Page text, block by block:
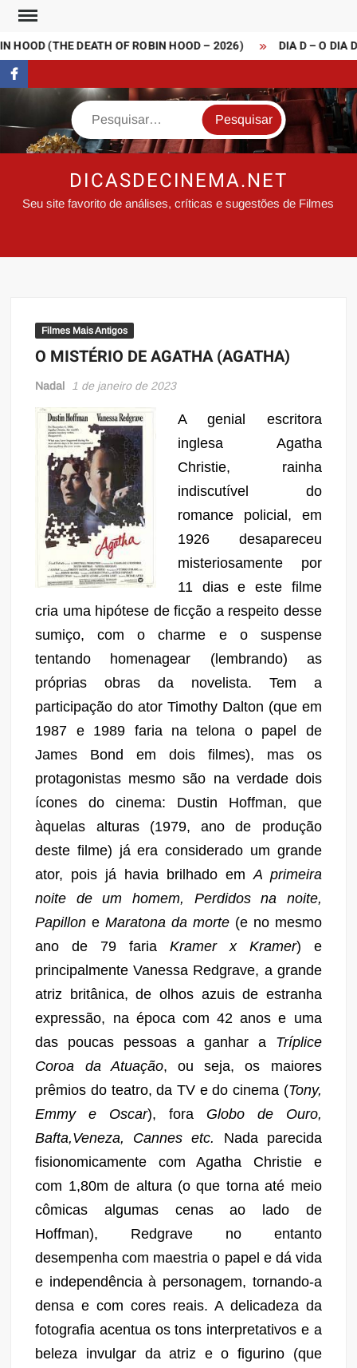
Skip
content
HOOD (THE DEATH OF ROBIN HOOD – 2026) DIA D – O DIA
FaceBook
Search
DICASDECINEMA.NET
Seu site favorito de análises, críticas e sugestões de Filmes
Filmes Mais Antigos
O MISTÉRIO DE AGATHA (AGATHA)
Nadal 1 de janeiro de 2023
A genial escritora
inglesa Agatha
Christie, rainha
indiscutível do
romance policial, em
1926 desapareceu
misteriosamente por
11 dias e este filme
cria uma hipótese de ficção a respeito desse
sumiço, com o charme e o suspense
tentando homenagear (lembrando) as
próprias obras da novelista. Tem a
participação do ator Timothy Dalton (que em
1987 e 1989 faria na telona o papel de
James Bond em dois filmes), mas os
protagonistas mesmo são na verdade dois
ícones do cinema: Dustin Hoffman, que
àquelas alturas (1979, ano de produção
deste filme) já era considerado um grande
ator, pois já havia brilhado em A primeira
noite de um homem, Perdidos na noite,
Papillon eMaratona da morte(e no mesmo
ano de 79 faria Kramer x Kramer) e
principalmente Vanessa Redgrave, a grande
atriz britânica, de olhos azuis de estranha
expressão, na época com 42 anos e uma
das poucas pessoas a ganhar a Tríplice
Coroa da Atuação, ou seja, os maiores
prêmios do teatro, da TV e do cinema (Tony,
Emmy e Oscar), fora Globo de Ouro,
Bafta,Veneza, Cannes etc. Nada parecida
fisionomicamente com Agatha Christie e
com 1,80m de altura (o que torna até meio
cômicas algumas cenas ao lado de
Hoffman), Redgrave no entanto
desempenha com maestria o papel e dá vida
e independência à personagem, tornando-a
densa e com cores reais. A delicadeza da
fotografia acentua os tons interpretativos e a
beleza invulgar da atriz e o figurino (que